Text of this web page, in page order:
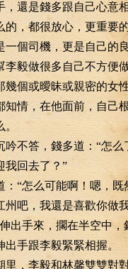
，還是錢多跟自己心意相
的，都很放心，更重要
一個司機，更是自己的
李毅做很多自己不方便
幾個或曖昧或親密的女
知情，在他面前，自己
答，錢多道：“怎么
我回去了？”
怎么可能啊！嗯，既
州吧，我還是喜歡你做
出手來，擱在半空中，
出手跟李毅緊緊相握。
李毅和林馨雙雙對